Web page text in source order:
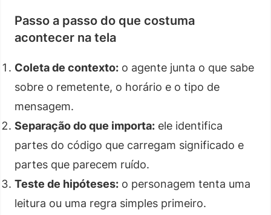
Passo a passo do que costuma
acontecer na tela
Coleta de contexto: o agente junta o que sabe
sobre o remetente, o horário e o tipo de
mensagem.
Separação do que importa: ele identifica
partes do código que carregam significado e
partes que parecem ruído.
Teste de hipóteses: o personagem tenta uma
leitura ou uma regra simples primeiro.